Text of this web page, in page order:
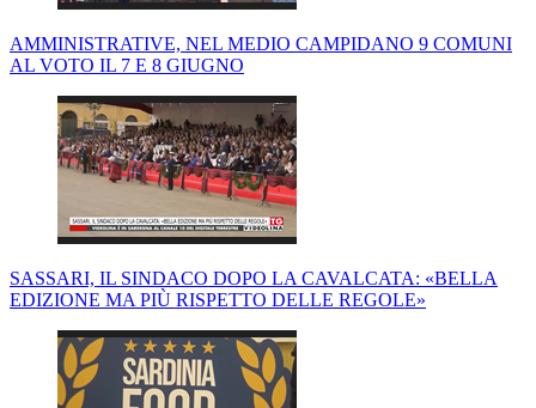
AMMINISTRATIVE, NEL MEDIO CAMPIDANO 9 COMUNI
AL VOTO IL 7 E 8 GIUGNO
SASSARI, IL SINDACO DOPO LA CAVALCATA: «BELLA
EDIZIONE MA PIÙ RISPETTO DELLE REGOLE»